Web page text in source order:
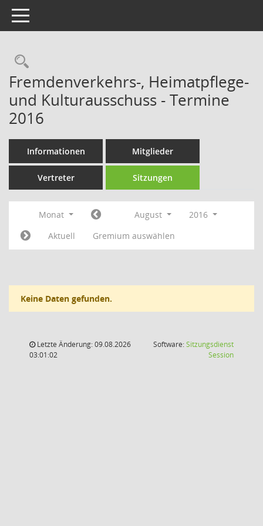
Toggle navigation
Rechercheauswahl
Fremdenverkehrs-, Heimatpflege-
und Kulturausschuss - Termine
2016
Informationen Mitglieder
Vertreter Sitzungen
Monat August
2016
Aktuell
Gremium auswählen
Keine Daten gefunden.
Letzte Änderung: 09.08.2026
03:01:02
Software:Sitzungsdienst
Session(Wird in